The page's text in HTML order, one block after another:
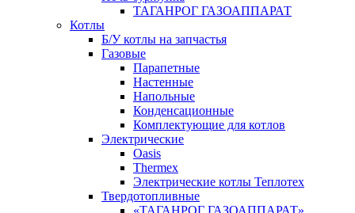
ТАГАНРОГ ГАЗОАППАРАТ
Котлы
Б/У котлы на запчастья
Газовые
Парапетные
Настенные
Напольные
Конденсационные
Комплектующие для котлов
Электрические
Oasis
Thermex
Электрические котлы Теплотех
Твердотопливные
«ТАГАНРОГ ГАЗОАППАРАТ»